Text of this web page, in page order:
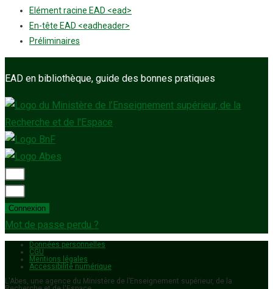
Elément racine EAD <ead>
En-tête EAD <eadheader>
Préliminaires
EAD en bibliothèque, guide des bonnes pratiques
Connexion
Mot de passe perdu ?
Données personnelles
CGU
Mentions légales
Accessibilité numérique
L'Abes, une agence du Ministère de l’Enseignement supérieur, de la